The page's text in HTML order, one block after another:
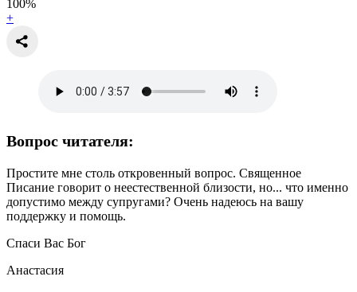
100%
+
Вопрос читателя:
Простите мне столь откровенный вопрос. Священное
Писание говорит о неестественной близости, но... что именно
допустимо между супругами? Очень надеюсь на вашу
поддержку и помощь.
Спаси Вас Бог
Анастасия